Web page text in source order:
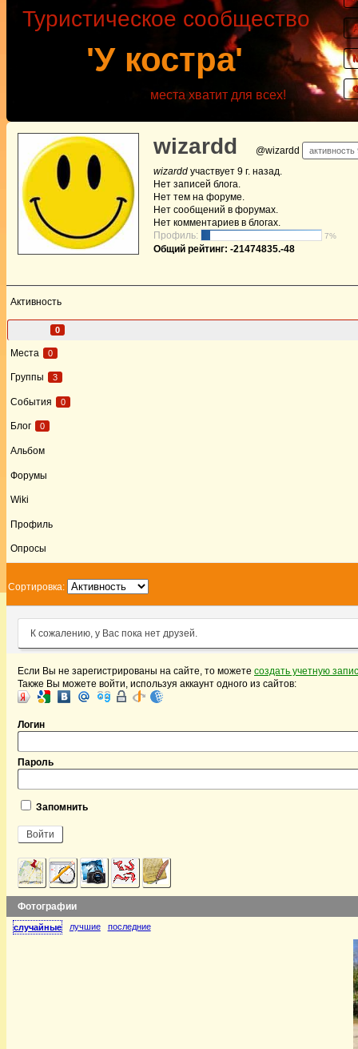
'У костра'
Туристическое сообщество
места хватит для всех!
wizardd @wizardd активность
wizardd участвует 9 г. назад.
Нет записей блога.
Нет тем на форуме.
Нет сообщений в форумах.
Нет комментариев в блогах.
Профиль:
7%
Общий рейтинг: -21474835.-48
Активность
0
Места 0
Группы 3
События 0
Блог 0
Альбом
Форумы
Wiki
Профиль
Опросы
Сортировка:
К сожалению, у Вас пока нет друзей.
Если Вы не зарегистрированы на сайте, то можете создать учетную
Также Вы можете войти, используя аккаунт одного из сайтов:
Логин
Пароль
Запомнить
Фотографии
случайные лучшие последние